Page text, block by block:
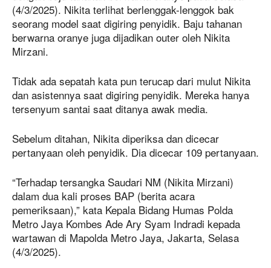
(4/3/2025). Nikita terlihat berlenggak-lenggok bak
seorang model saat digiring penyidik. Baju tahanan
berwarna oranye juga dijadikan outer oleh Nikita
Mirzani.
Tidak ada sepatah kata pun terucap dari mulut Nikita
dan asistennya saat digiring penyidik. Mereka hanya
tersenyum santai saat ditanya awak media.
Sebelum ditahan, Nikita diperiksa dan dicecar
pertanyaan oleh penyidik. Dia dicecar 109 pertanyaan.
“Terhadap tersangka Saudari NM (Nikita Mirzani)
dalam dua kali proses BAP (berita acara
pemeriksaan),” kata Kepala Bidang Humas Polda
Metro Jaya Kombes Ade Ary Syam Indradi kepada
wartawan di Mapolda Metro Jaya, Jakarta, Selasa
(4/3/2025).